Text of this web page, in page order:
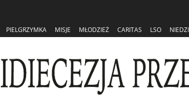
PIELGRZYMKA MISJE MŁODZIEŻ CARITAS LSO